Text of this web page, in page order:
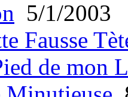
5/1/2003
Fausse
de mon